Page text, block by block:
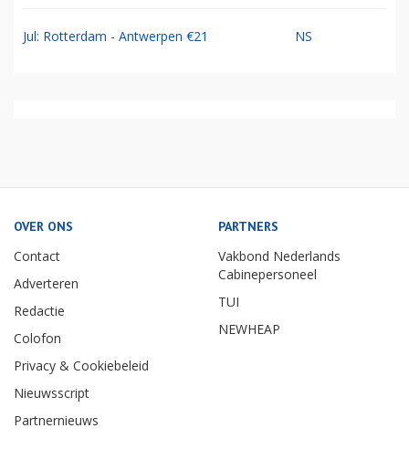
Jul: Rotterdam - Antwerpen €21 NS
OVER ONS
Contact
Adverteren
Redactie
Colofon
Privacy & Cookiebeleid
Nieuwsscript
Partnernieuws
PARTNERS
Vakbond Nederlands
Cabinepersoneel
TUI
NEWHEAP